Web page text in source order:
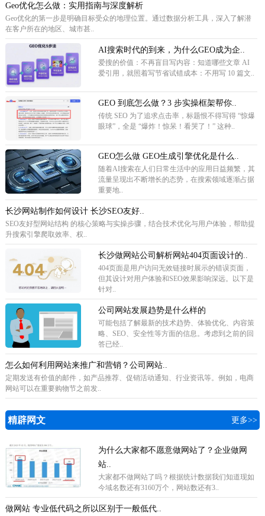
Geo优化怎么做：实用指南与深度解析
Geo优化的第一步是明确目标受众的地理位置。通过数据分析工具，深入了解潜
在客户所在的地区、城市甚..
AI搜索时代的到来，为什么GEO成为企..
爱搜的价值：不再盲目写内容：知道哪些文章 AI
爱引用，就照着写节省试错成本：不用写 10 篇文..
GEO 到底怎么做？3 步实操框架帮你..
传统 SEO 为了追求点击率，标题恨不得写得 “惊爆
眼球”，全是 “爆炸！惊呆！看哭了！” 这种..
GEO怎么做 GEO生成引擎优化是什么..
随着AI搜索在人们日常生活中的应用日益频繁，其
流量呈现出不断增长的态势，在搜索领域逐渐占据
重要地..
长沙网站制作如何设计 长沙SEO友好..
SEO友好型网站结构 的核心策略与实操步骤，结合技术优化与用户体验，帮助提
升搜索引擎爬取效率、权..
长沙做网站公司解析网站404页面设计的..
404页面是用户访问无效链接时展示的错误页面，
但其设计对用户体验和SEO效果影响深远。以下是
针对..
公司网站发展趋势是什么样的
可能包括了解最新的技术趋势、体验优化、内容策
略、SEO、安全性等方面的信息。考虑到之前的回
答已经..
怎么如何利用网站来推广和营销？公司网站..
定期发送有价值的邮件，如产品推荐、促销活动通知、行业资讯等。例如，电商
网站可以在重要购物节之前发..
精辟网文 更多>>
为什么大家都不愿意做网站了？企业做网
站..
​大家都不做网站了吗？根据统计数据我们知道现如
今域名数还有3160万个，网站数还有3..
做网站 专业低代码之所以区别于一般低代..